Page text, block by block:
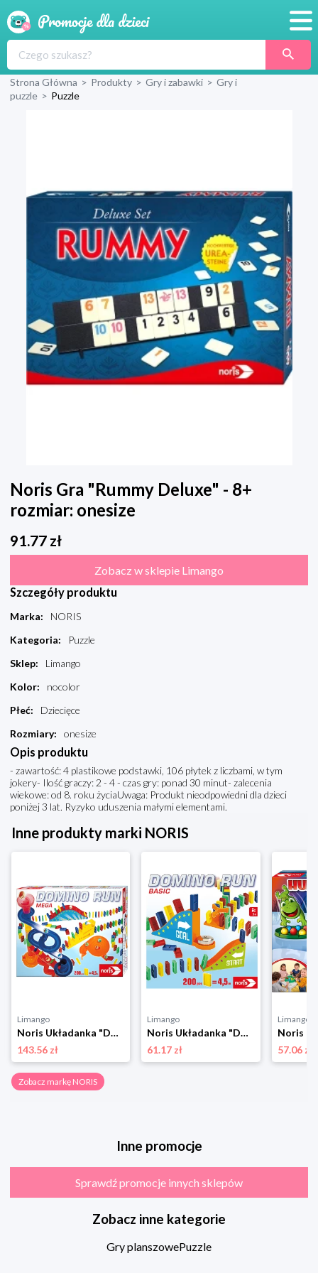
Produkty
Wyprawka
Strona Główna > Produkty > Gry i zabawki > Gry i
puzzle > Puzzle
Noris Gra "Rummy Deluxe" - 8+
rozmiar: onesize
91.77 zł
Zobacz w sklepie Limango
Szczegóły produktu
Marka:
NORIS
Kategoria:
Puzzle
Sklep:
Limango
Kolor:
nocolor
Płeć:
Dziecięce
Rozmiary: onesize
Opis produktu
- zawartość: 4 plastikowe podstawki, 106 płytek z liczbami, w tym
jokery- Ilość graczy: 2 - 4 - czas gry: ponad 30 minut- zalecenia
wiekowe: od 8. roku życiaUwaga: Produkt nieodpowiedni dla dzieci
poniżej 3 lat. Ryzyko uduszenia małymi elementami.
Inne produkty marki NORIS
Limango
Noris Układanka "Domino Run Mega" - 3+ rozmiar: onesize
143.56 zł
Limango
Noris Układanka "Domino Run Basic" - 3+ rozmiar: onesize
61.17 zł
Limango
57.06 zł
Zobacz markę NORIS
Inne promocje
Sprawdź promocje innych sklepów
Zobacz inne kategorie
Gry planszowePuzzle